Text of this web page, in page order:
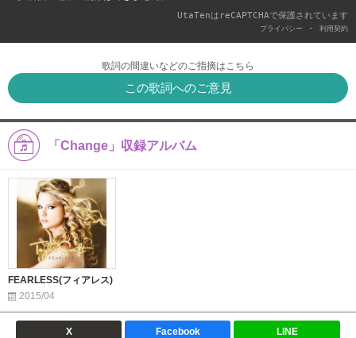
UtaTenはreCAPTCHAで保護されています
プライバシー - 利用契約
歌詞の間違いなどのご指摘はこちら
この歌詞へのご意見
「Change」収録アルバム
FEARLESS(フィアレス)
2015/04
X Facebook LINE